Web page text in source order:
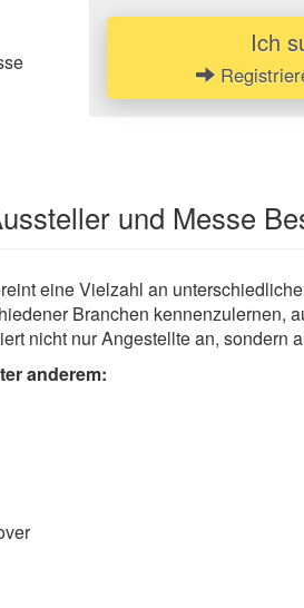
Ich
und Messe
eine Vielzahl an
Branchen kennenzulernen,
nicht nur Angestellte an,
anderem: